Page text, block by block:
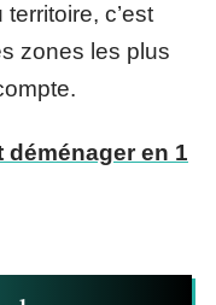
c’est
zones les plus
déménager en 1